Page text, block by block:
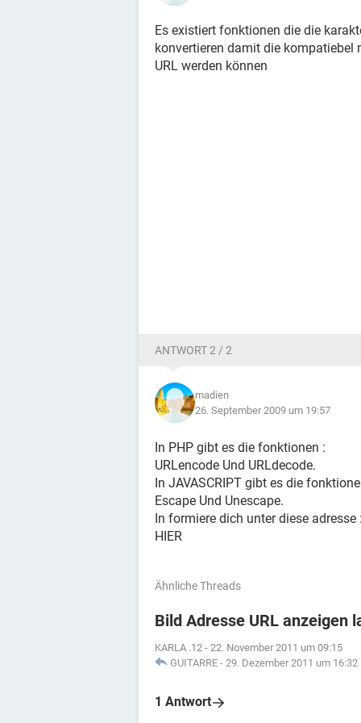
Es existiert fonktionen die die
konvertieren damit die kompatiebel
URL werden können
ANTWORT 2 / 2
madien
26. September 2009 um 19:57
In PHP gibt es die fonktionen :
URLencode Und URLdecode.
In JAVASCRIPT gibt es die
Escape Und Unescape.
In formiere dich unter diese adresse :
HIER
Ähnliche Threads
Bild Adresse URL anzeigen
KARLA .12 - 22. November 2011 um 09:15
GUITARRE - 29. Dezember 2011 um 16:32
1 Antwort